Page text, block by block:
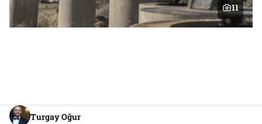
11
Turgay Oğur